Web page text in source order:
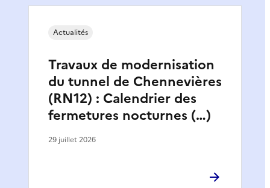
Travaux de modernisation
du tunnel de Chennevières
(RN12) : Calendrier des
fermetures nocturnes (…)
Actualités
29 juillet 2026